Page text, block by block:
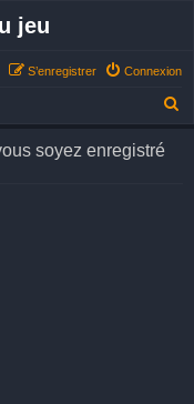
jeu
Connexion
S’enregistrer
soyez enregistré